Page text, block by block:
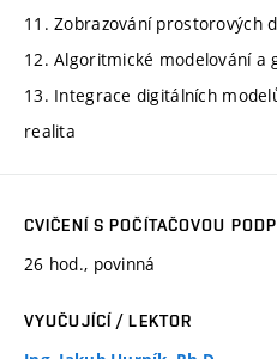
11. Zobrazování prostorových
12. Algoritmické modelování a
13. Integrace digitálních
realita
CVIČENÍ S POČÍTAČOVOU
26 hod., povinná
VYUČUJÍCÍ / LEKTOR